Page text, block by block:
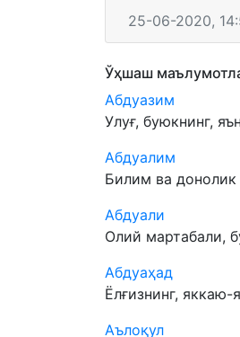
25-06-2020,
Ўҳшаш
Абдуазим
Улуғ, буюкнинг,
Абдуалим
Билим ва донолик
Абдуали
Олий мартабали,
Абдуаҳад
Ёлғизнинг, яккаю-
Аълоқул